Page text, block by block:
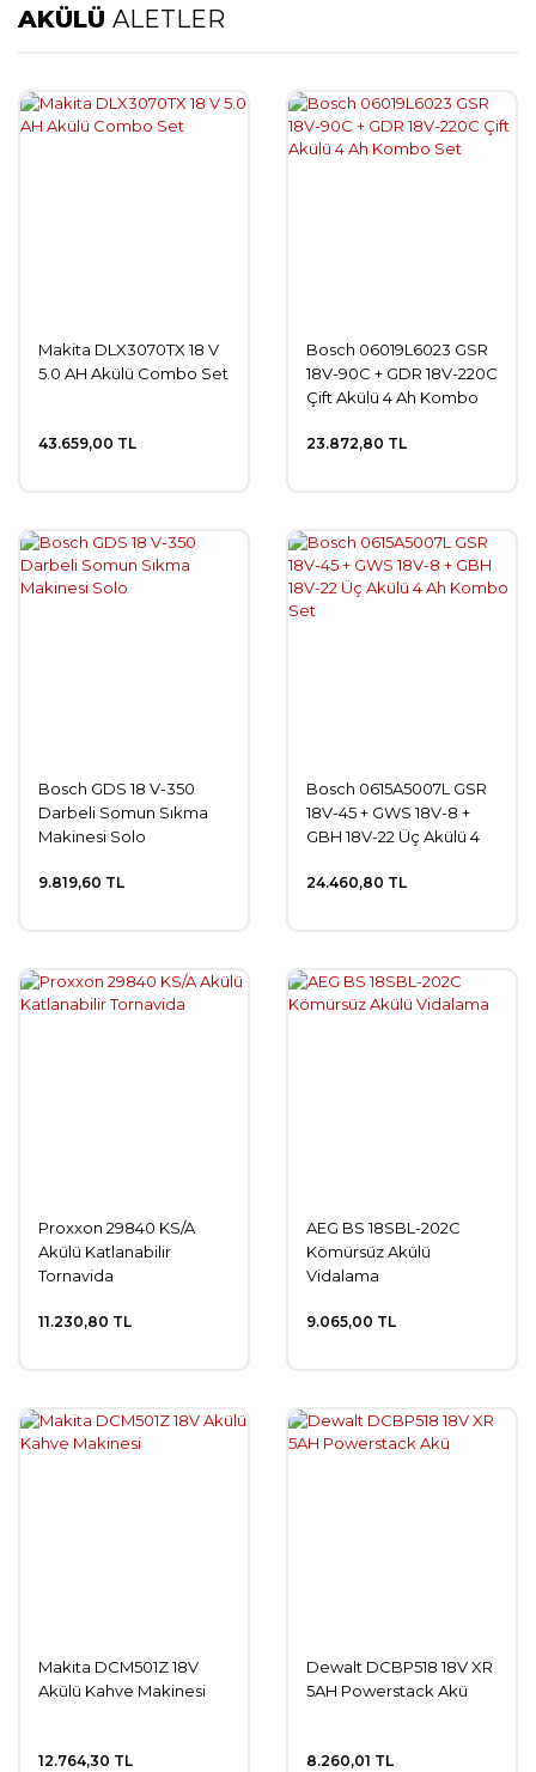
AKÜLÜ ALETLER
Makita DLX3070TX 18 V
5.0 AH Akülü Combo Set
43.659,00 TL
Bosch 06019L6023 GSR
18V-90C + GDR 18V-220C
Çift Akülü 4 Ah Kombo
23.872,80 TL
Bosch GDS 18 V-350
Darbeli Somun Sıkma
Makinesi Solo
9.819,60 TL
Bosch 0615A5007L GSR
18V-45 + GWS 18V-8 +
GBH 18V-22 Üç Akülü 4
24.460,80 TL
Proxxon 29840 KS/A
Akülü Katlanabilir
Tornavida
11.230,80 TL
AEG BS 18SBL-202C
Kömürsüz Akülü
Vidalama
9.065,00 TL
Makita DCM501Z 18V
Akülü Kahve Makinesi
12.764,30 TL
Dewalt DCBP518 18V XR
5AH Powerstack Akü
8.260,01 TL